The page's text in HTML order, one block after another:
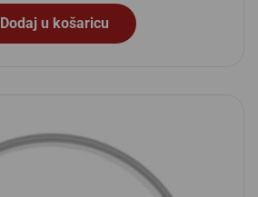
Dodaj u košaricu